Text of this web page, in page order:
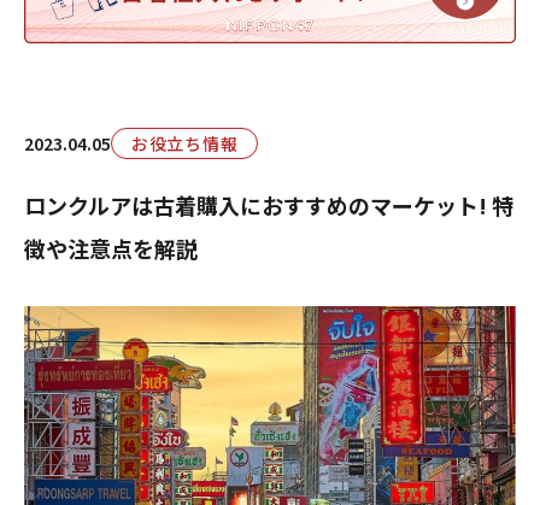
2023.04.05 お役立ち情報
ロンクルアは古着購入におすすめのマーケット! 特
徴や注意点を解説